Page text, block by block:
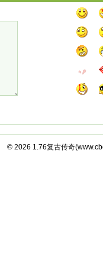
© 2026 1.76复古传奇(